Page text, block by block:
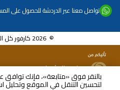
لتحسين التنقل في الموقع
تواصل معنا عبر الدردشة للحصول على
© 2026 كارفور كل الحقوق محفوظة